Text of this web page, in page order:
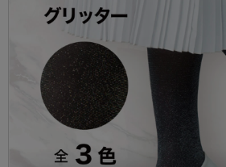
カテゴリから探す
レッグウェア
ストッキング
インナーウェア
レッグウエア
ソックス・靴下
インナーウエア
レッグウエア
タイツ
インナーウエア
ブランドから探す